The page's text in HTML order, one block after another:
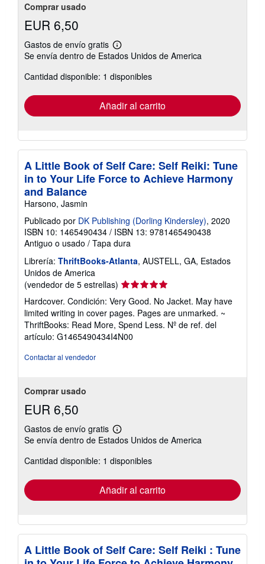
Comprar usado
EUR 6,50
Gastos de envío gratis
Más
información
las
tarifas
envío
Se envía dentro de Estados Unidos de America
Cantidad disponible: 1 disponibles
Añadir al carrito
A Little Book of Self Care: Self Reiki: Tune
in to Your Life Force to Achieve Harmony
and Balance
Harsono, Jasmin
Publicado por DK Publishing (Dorling Kindersley), 2020
ISBN 10: 1465490434 / ISBN 13: 9781465490438
Antiguo o usado / Tapa dura
Librería: ThriftBooks-Atlanta, AUSTELL, GA, Estados
Unidos de America
(vendedor de 5 estrellas) Calificación
del
vendedor:
5
de
5
Hardcover. Condición: Very Good. No Jacket. May have
limited writing in cover pages. Pages are unmarked. ~
ThriftBooks: Read More, Spend Less. Nº de ref. del
artículo: G1465490434I4N00
Contactar al vendedor
Comprar usado
EUR 6,50
Gastos de envío gratis
Más
información
las
tarifas
envío
Se envía dentro de Estados Unidos de America
Cantidad disponible: 1 disponibles
Añadir al carrito
A Little Book of Self Care: Self Reiki : Tune